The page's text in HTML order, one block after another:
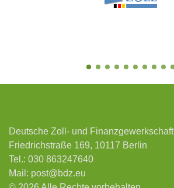
Deutsche Zoll- und Finanzgewerkschaft
Friedrichstraße 169, 10117 Berlin
Tel.: 030 863247640
Mail: post@bdz.eu